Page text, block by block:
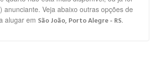
anunciante. Veja abaixo outras opções de
alugar em São João, Porto Alegre - RS.